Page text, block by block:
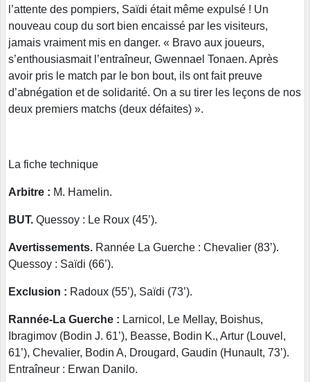
l’attente des pompiers, Saïdi était même expulsé ! Un
nouveau coup du sort bien encaissé par les visiteurs,
jamais vraiment mis en danger. « Bravo aux joueurs,
s’enthousiasmait l’entraîneur, Gwennael Tonaen. Après
avoir pris le match par le bon bout, ils ont fait preuve
d’abnégation et de solidarité. On a su tirer les leçons de nos
deux premiers matchs (deux défaites) ».
La fiche technique
Arbitre : M. Hamelin.
BUT. Quessoy : Le Roux (45’).
Avertissements. Rannée La Guerche : Chevalier (83’).
Quessoy : Saïdi (66’).
Exclusion : Radoux (55’), Saïdi (73’).
Rannée-La Guerche : Larnicol, Le Mellay, Boishus,
Ibragimov (Bodin J. 61’), Beasse, Bodin K., Artur (Louvel,
61’), Chevalier, Bodin A, Drougard, Gaudin (Hunault, 73’).
Entraîneur : Erwan Danilo.